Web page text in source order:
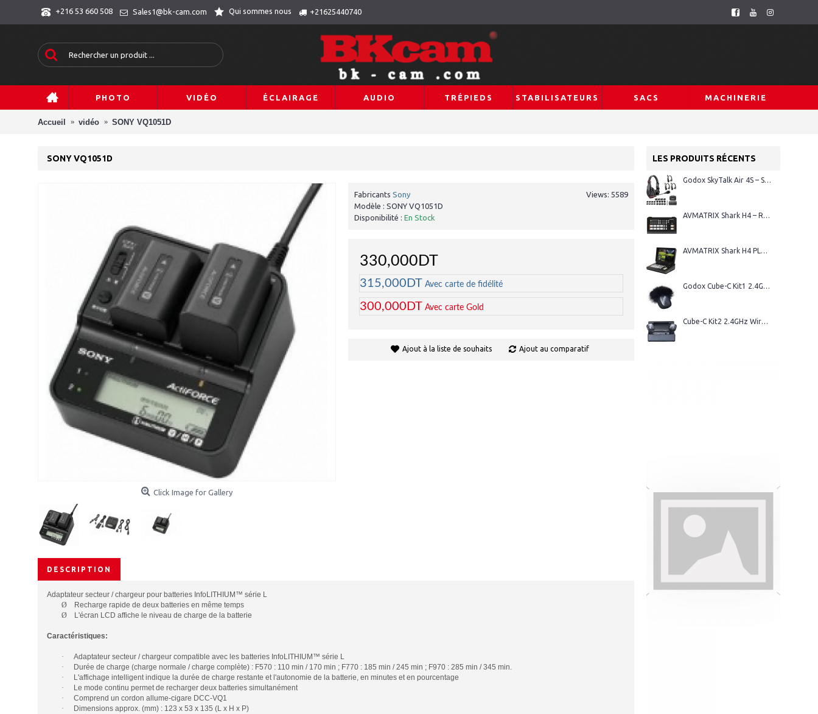
+216 53 660 508 Sales1@bk-cam.com Qui sommes nous +21625440740
PHOTO VIDÉO ÉCLAIRAGE AUDIO TRÉPIEDS STABILISATEURS SACS MACHINERIE
Accueil vidéo SONY VQ1051D
LES PRODUITS RÉCENTS
Godox SkyTalk Air 4S – Système d’intercom sans fil Full-Duplex
AVMATRIX Shark H4 – Régie vidéo HDMI 4 canaux
AVMATRIX Shark H4 PLUS – Régie vidéo HDMI 4 canaux
Godox Cube-C Kit1 2.4GHz Wireless Microphone
Cube-C Kit2 2.4GHz Wireless Microphone
SONY VQ1051D
Click Image for Gallery
Views: 5589
Fabricants Sony
Modèle : SONY VQ1051D
Disponibilité : En Stock
330,000DT
315,000DT Avec carte de fidélité
300,000DT Avec carte Gold
Ajout à la liste de souhaits Ajout au comparatif
DESCRIPTION
Adaptateur secteur / chargeur pour batteries InfoLITHIUM™ série L
Ø
Recharge rapide de deux batteries en même temps
Ø
L'écran LCD affiche le niveau de charge de la batterie
Caractéristiques:
·
Adaptateur secteur / chargeur compatible avec les batteries InfoLITHIUM™ série L
·
Durée de charge (charge normale / charge complète) : F570 : 110 min / 170 min ; F770 : 185 min / 245 min ; F970 : 285 min / 345 min.
·
L'affichage intelligent indique la durée de charge restante et l'autonomie de la batterie, en minutes et en pourcentage
·
Le mode continu permet de recharger deux batteries simultanément
·
Comprend un cordon allume-cigare DCC-VQ1
·
Dimensions approx. (mm) : 123 x 53 x 135 (L x H x P)